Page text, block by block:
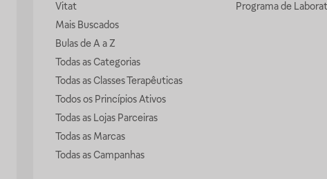
Vitat
Mais Buscados
Bulas de A a Z
Todas as Categorias
Todas as Classes Terapêuticas
Todos os Princípios Ativos
Todas as Lojas Parceiras
Todas as Marcas
Todas as Campanhas
Programa de